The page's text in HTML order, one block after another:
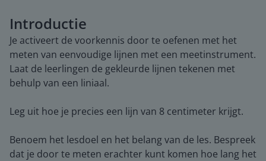
Introductie
Je activeert de voorkennis door te oefenen met het
meten van eenvoudige lijnen met een meetinstrument.
Laat de leerlingen de gekleurde lijnen tekenen met
behulp van een liniaal.
Leg uit hoe je precies een lijn van 8 centimeter krijgt.
Benoem het lesdoel en het belang van de les. Bespreek
dat je door te meten erachter kunt komen hoe lang het